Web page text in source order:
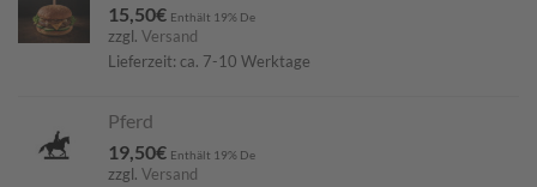
15,50€ Enthält 19% De
zzgl. Versand
Lieferzeit: ca. 7-10 Werktage
Pferd
19,50€ Enthält 19% De
zzgl. Versand